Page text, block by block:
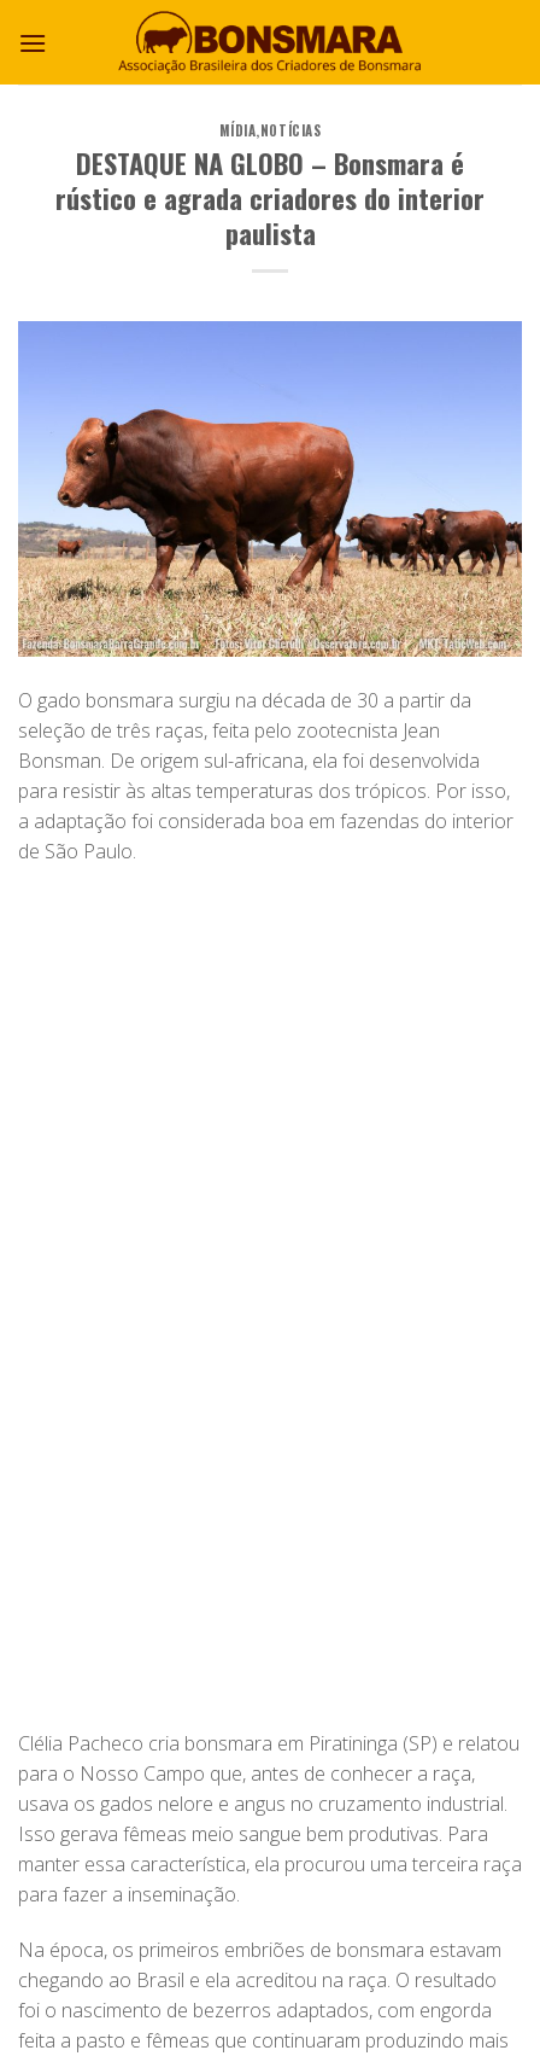
MÍDIA,NOTÍCIAS
DESTAQUE NA GLOBO – Bonsmara é
rústico e agrada criadores do interior
paulista
O gado bonsmara surgiu na década de 30 a partir da
seleção de três raças, feita pelo zootecnista Jean
Bonsman. De origem sul-africana, ela foi desenvolvida
para resistir às altas temperaturas dos trópicos. Por isso,
a adaptação foi considerada boa em fazendas do interior
de São Paulo.
Clélia Pacheco cria bonsmara em Piratininga (SP) e relatou
para o Nosso Campo que, antes de conhecer a raça,
usava os gados nelore e angus no cruzamento industrial.
Isso gerava fêmeas meio sangue bem produtivas. Para
manter essa característica, ela procurou uma terceira raça
para fazer a inseminação.
Na época, os primeiros embriões de bonsmara estavam
chegando ao Brasil e ela acreditou na raça. O resultado
foi o nascimento de bezerros adaptados, com engorda
feita a pasto e fêmeas que continuaram produzindo mais